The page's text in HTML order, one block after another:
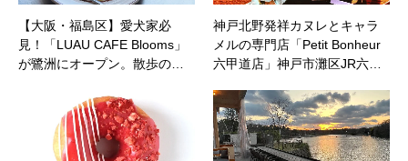
【大阪・福島区】愛犬家必
見！「LUAU CAFE Blooms」
が鷺洲にオープン。散歩の…
神戸北野発祥カヌレとキャラ
メルの専門店「Petit Bonheur
六甲道店」神戸市灘区JR六…